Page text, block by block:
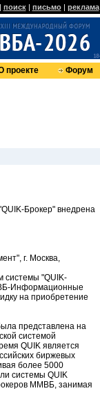
поиск| письмо| реклама
проекте Форум
Брокер" внедрена
г. Москва,
системы "QUIK-
Информационные
на приобретение
представлена на
системой
QUIK является
биржевых
более 5000
системы QUIK
ММВБ, занимая